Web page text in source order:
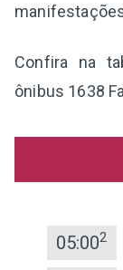
Confira na
ônibus 1638
05:002